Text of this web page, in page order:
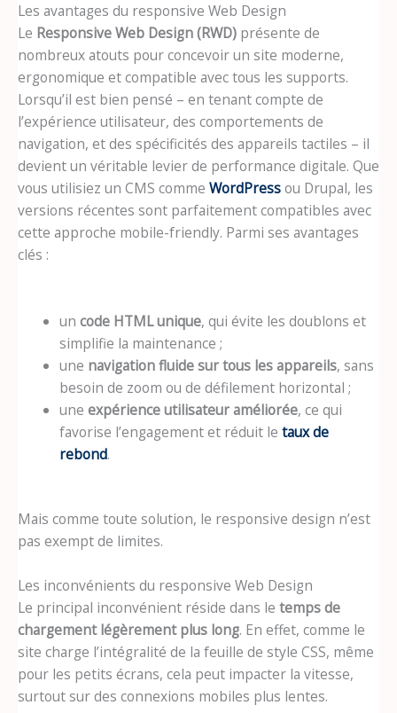
Les avantages du responsive Web Design
Le Responsive Web Design (RWD) présente de
nombreux atouts pour concevoir un site moderne,
ergonomique et compatible avec tous les supports.
Lorsqu’il est bien pensé – en tenant compte de
l’expérience utilisateur, des comportements de
navigation, et des spécificités des appareils tactiles – il
devient un véritable levier de performance digitale. Que
vous utilisiez un CMS comme WordPressou Drupal, les
versions récentes sont parfaitement compatibles avec
cette approche mobile-friendly. Parmi ses avantages
clés :
un code HTML unique, qui évite les doublons et
simplifie la maintenance ;
une navigation fluide sur tous les appareils, sans
besoin de zoom ou de défilement horizontal ;
une expérience utilisateur améliorée, ce qui
favorise l’engagement et réduit le taux de
rebond.
Mais comme toute solution, le responsive design n’est
pas exempt de limites.
Les inconvénients du responsive Web Design
Le principal inconvénient réside dans le temps de
chargement légèrement plus long. En effet, comme le
site charge l’intégralité de la feuille de style CSS, même
pour les petits écrans, cela peut impacter la vitesse,
surtout sur des connexions mobiles plus lentes.